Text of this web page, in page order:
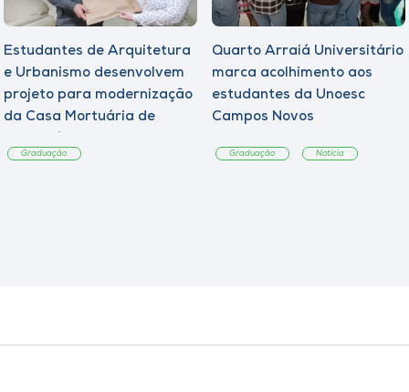
Estudantes de Arquitetura
e Urbanismo desenvolvem
projeto para modernização
da Casa Mortuária de
Graduação
Quarto Arraiá Universitário
marca acolhimento aos
estudantes da Unoesc
Campos Novos
Graduação Notícia